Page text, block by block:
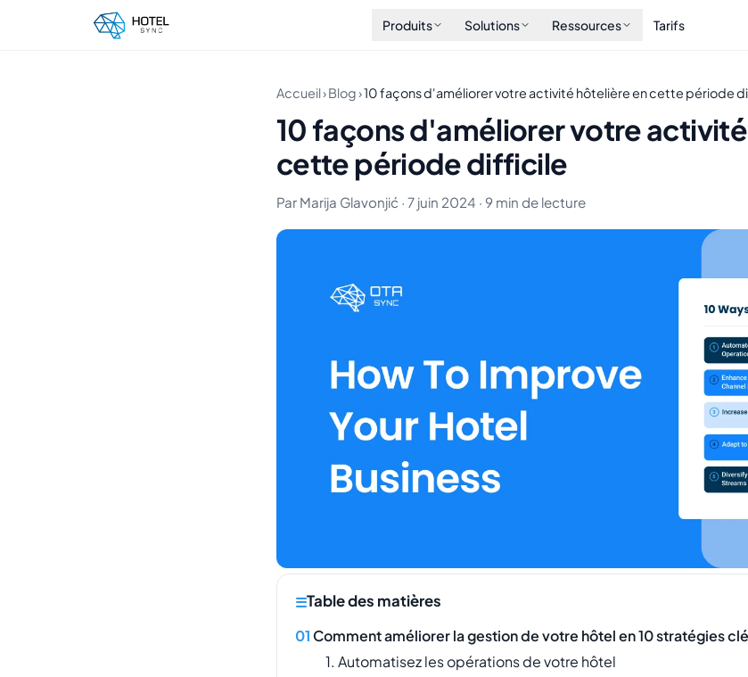
Produits Solutions Ressources Tarifs
Accueil›Blog›10 façons d'améliorer votre activité hôtelière en cette période
10 façons d'améliorer votre
cette période difficile
Par Marija Glavonjić · 7 juin 2024 · 9 min de lecture
Table des matières
Comment améliorer la gestion de votre hôtel en 10 stratégies
1. Automatisez les opérations de votre hôtel